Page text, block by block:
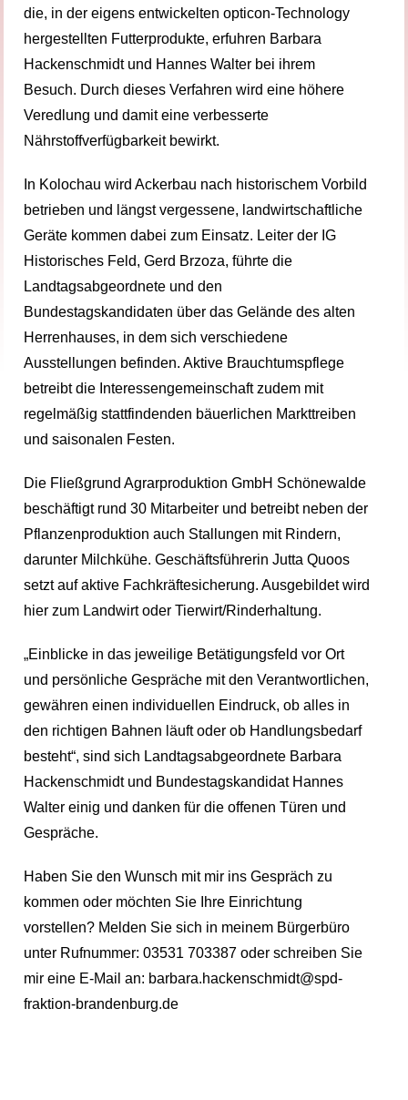
die, in der eigens entwickelten opticon-Technology
hergestellten Futterprodukte, erfuhren Barbara
Hackenschmidt und Hannes Walter bei ihrem
Besuch. Durch dieses Verfahren wird eine höhere
Veredlung und damit eine verbesserte
Nährstoffverfügbarkeit bewirkt.
In Kolochau wird Ackerbau nach historischem Vorbild
betrieben und längst vergessene, landwirtschaftliche
Geräte kommen dabei zum Einsatz. Leiter der IG
Historisches Feld, Gerd Brzoza, führte die
Landtagsabgeordnete und den
Bundestagskandidaten über das Gelände des alten
Herrenhauses, in dem sich verschiedene
Ausstellungen befinden. Aktive Brauchtumspflege
betreibt die Interessengemeinschaft zudem mit
regelmäßig stattfindenden bäuerlichen Markttreiben
und saisonalen Festen.
Die Fließgrund Agrarproduktion GmbH Schönewalde
beschäftigt rund 30 Mitarbeiter und betreibt neben der
Pflanzenproduktion auch Stallungen mit Rindern,
darunter Milchkühe. Geschäftsführerin Jutta Quoos
setzt auf aktive Fachkräftesicherung. Ausgebildet wird
hier zum Landwirt oder Tierwirt/Rinderhaltung.
„Einblicke in das jeweilige Betätigungsfeld vor Ort
und persönliche Gespräche mit den Verantwortlichen,
gewähren einen individuellen Eindruck, ob alles in
den richtigen Bahnen läuft oder ob Handlungsbedarf
besteht“, sind sich Landtagsabgeordnete Barbara
Hackenschmidt und Bundestagskandidat Hannes
Walter einig und danken für die offenen Türen und
Gespräche.
Haben Sie den Wunsch mit mir ins Gespräch zu
kommen oder möchten Sie Ihre Einrichtung
vorstellen? Melden Sie sich in meinem Bürgerbüro
unter Rufnummer: 03531 703387 oder schreiben Sie
mir eine E-Mail an: barbara.hackenschmidt@spd-
fraktion-brandenburg.de